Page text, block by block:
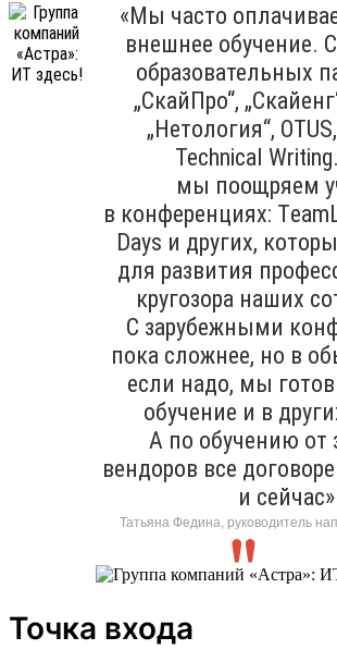
«Мы часто
внешнее обучение.
образовательных
„СкайПро“,
„Нетология“,
Technical
мы поощряем
в конференциях:
Days и других,
для развития
кругозора наших
С зарубежными
пока сложнее, но в
если надо, мы
обучение и в
А по обучению от
вендоров все
и
Татьяна Федина, руководитель
Точка входа